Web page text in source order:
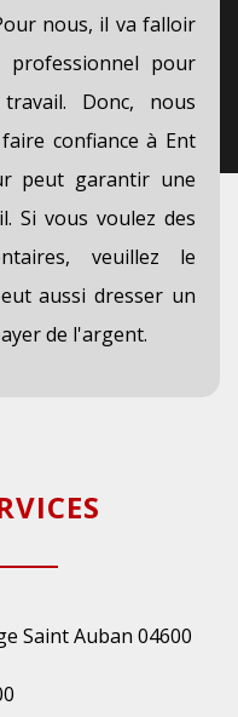
nous, il va falloir
pour
Donc, nous
confiance à Ent
peut garantir une
Si vous voulez des
veuillez le
aussi dresser un
de l'argent.
Saint Auban 04600